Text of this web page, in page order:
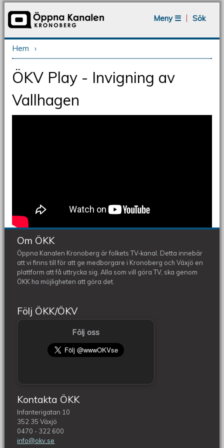
Meny ☰
Sök
Du är här
Hem ›
ÖKV Play - Invigning av
Vallhagen
Om ÖKK
Öppna Kanalen Kronoberg är folkets TV-kanal. Detta innebär
att vi finns till för att ge medborgare i Kronoberg och Växjö en
plattform att få uttrycka sig. Alla som vill göra TV, ska genom
ÖKK ha möjligheten att göra det.
Följ ÖKK/ÖKV
Följ oss
Kontakta ÖKK
Infanterigatan 10
352 35 Växjö
0470 - 322 600
info@okv.se